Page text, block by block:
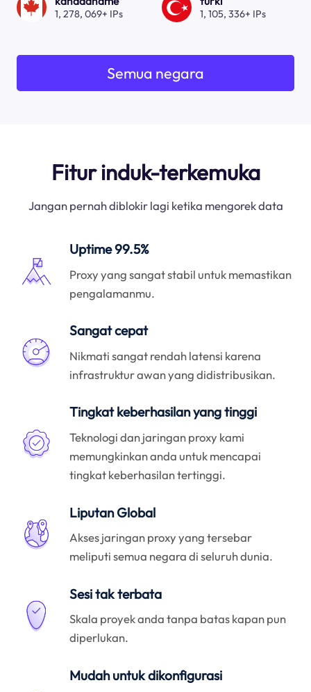
1, 278, 069+ IPs 1, 105, 336+ IPs
Semua negara
Fitur induk-terkemuka
Jangan pernah diblokir lagi ketika mengorek data
Uptime 99.5%
Proxy yang sangat stabil untuk memastikan
pengalamanmu.
Sangat cepat
Nikmati sangat rendah latensi karena
infrastruktur awan yang didistribusikan.
Tingkat keberhasilan yang tinggi
Teknologi dan jaringan proxy kami
memungkinkan anda untuk mencapai
tingkat keberhasilan tertinggi.
Liputan Global
Akses jaringan proxy yang tersebar
meliputi semua negara di seluruh dunia.
Sesi tak terbata
Skala proyek anda tanpa batas kapan pun
diperlukan.
Mudah untuk dikonfigurasi